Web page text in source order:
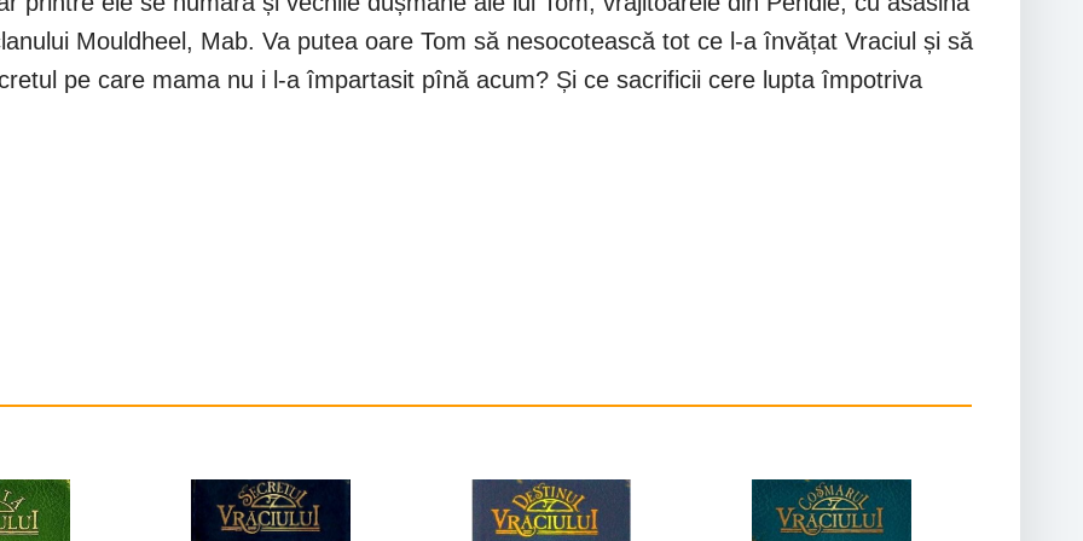
Mouldheel, Mab. Va putea oare Tom să nesocotească tot ce l-a învățat Vraciul și să
pe care mama nu i l-a împartasit pînă acum? Și ce sacrificii cere lupta împotriva